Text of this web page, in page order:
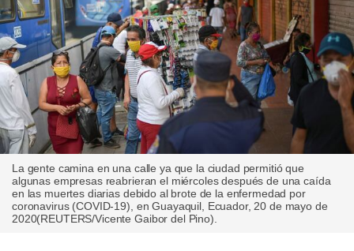
Pregunta de hoy
Blogs
Tendencias
Lujo
Viajes
Moda
Estilos
La gente camina en una calle ya que la ciudad permitió que
algunas empresas reabrieran el miércoles después de una caída
en las muertes diarias debido al brote de la enfermedad por
coronavirus (COVID-19), en Guayaquil, Ecuador, 20 de mayo de
2020(REUTERS/Vicente Gaibor del Pino).